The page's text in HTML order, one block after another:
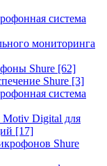
система
мониторинга
Shure [62]
Shure [3]
система
Digital для
[17]
Shure